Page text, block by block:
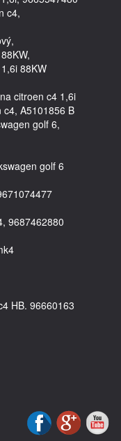
c4,
88KW
citroen c4 1,6i
A5101856 B
golf 6,
golf 6
9687462880
HB. 96660163